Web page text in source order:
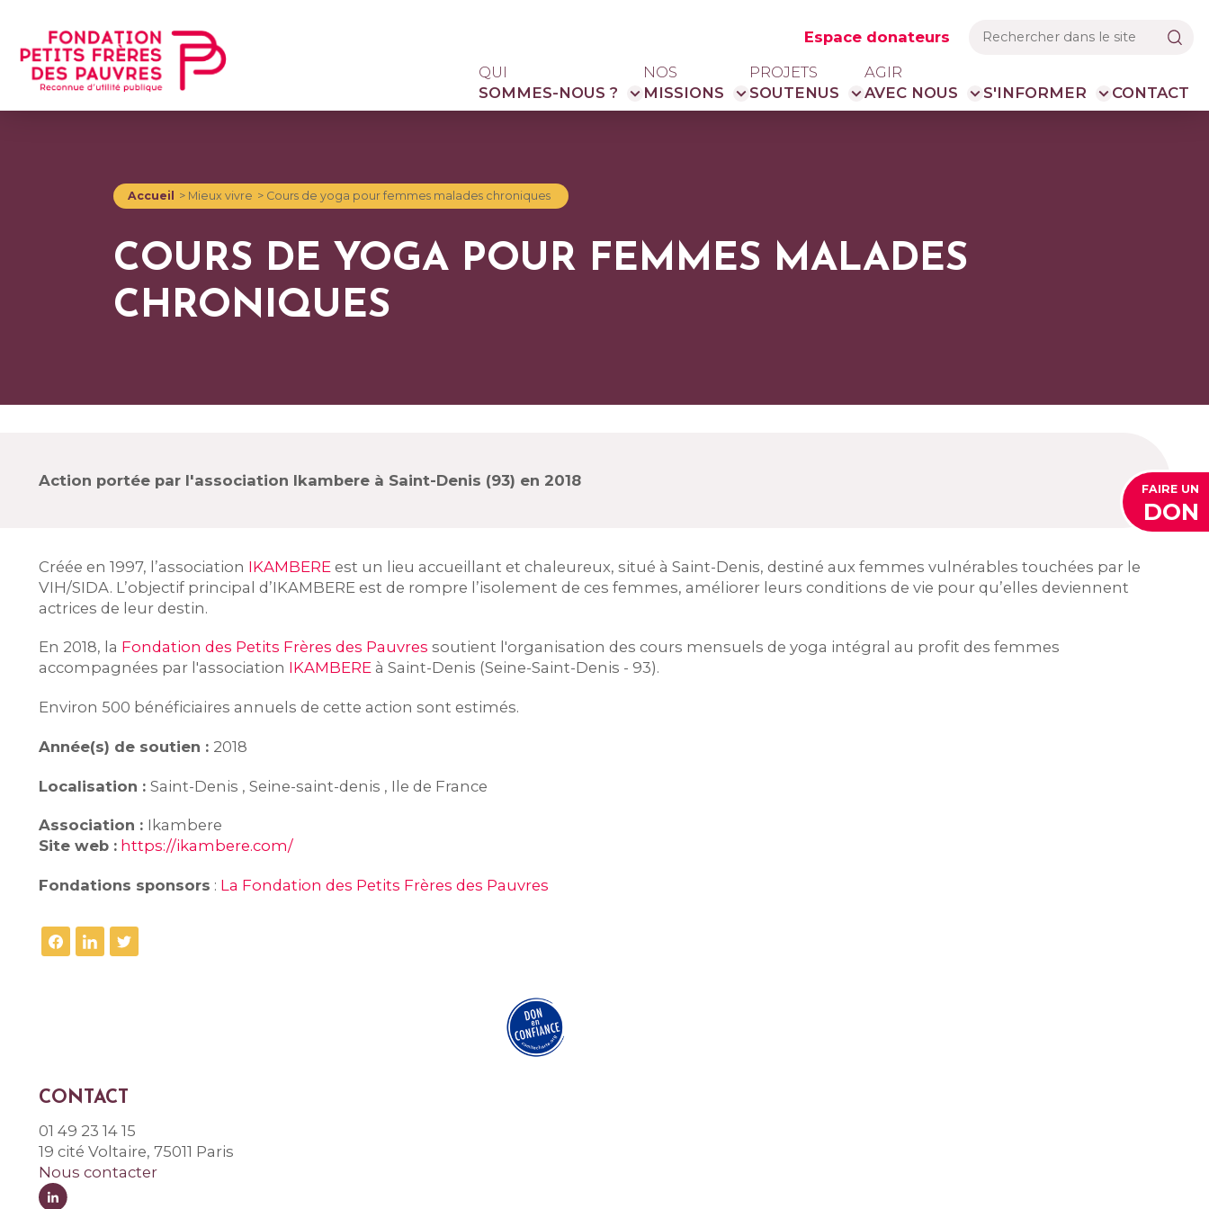
FAIRE UN
DON
Espace donateurs
QUI
SOMMES-NOUS ?
NOS
MISSIONS
PROJETS
SOUTENUS
AGIR
AVEC NOUS
S'INFORMER CONTACT
Accueil > Mieux vivre > Cours de yoga pour femmes malades chroniques
COURS DE YOGA POUR FEMMES MALADES
CHRONIQUES
Action portée par l'association Ikambere à Saint-Denis (93) en 2018
Créée en 1997, l’association IKAMBERE est un lieu accueillant et chaleureux, situé à Saint-Denis, destiné aux femmes vulnérables touchées par le
VIH/SIDA. L’objectif principal d’IKAMBERE est de rompre l’isolement de ces femmes, améliorer leurs conditions de vie pour qu’elles deviennent
actrices de leur destin.
En 2018, la Fondation des Petits Frères des Pauvres soutient l'organisation des cours mensuels de yoga intégral au profit des femmes
accompagnées par l'association IKAMBEREà Saint-Denis (Seine-Saint-Denis - 93).
Environ 500 bénéficiaires annuels de cette action sont estimés.
Année(s) de soutien : 2018
Localisation : Saint-Denis , Seine-saint-denis , Ile de France
Association : Ikambere
Site web : https://ikambere.com/
Fondations sponsors : La Fondation des Petits Frères des Pauvres
CONTACT
01 49 23 14 15
19 cité Voltaire, 75011 Paris
Nous contacter